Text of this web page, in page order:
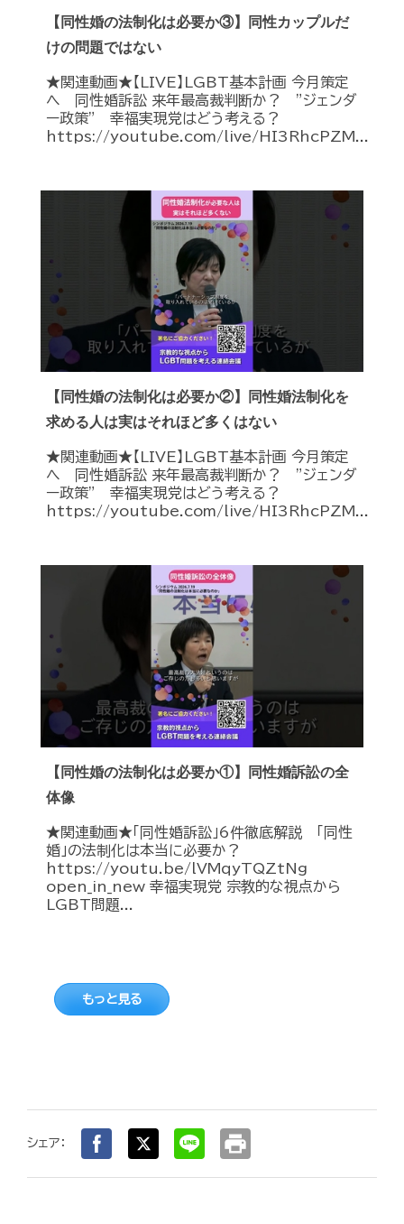
【同性婚の法制化は必要か③】同性カップルだ
けの問題ではない
★関連動画★【LIVE】LGBT基本計画 今月策定
へ 同性婚訴訟 来年最高裁判断か？ ”ジェンダ
ー政策” 幸福実現党はどう考える？
https://youtube.com/live/HI3RhcPZM...
【同性婚の法制化は必要か②】同性婚法制化を
求める人は実はそれほど多くはない
★関連動画★【LIVE】LGBT基本計画 今月策定
へ 同性婚訴訟 来年最高裁判断か？ ”ジェンダ
ー政策” 幸福実現党はどう考える？
https://youtube.com/live/HI3RhcPZM...
【同性婚の法制化は必要か①】同性婚訴訟の全
体像
★関連動画★「同性婚訴訟」6件徹底解説 「同性
婚」の法制化は本当に必要か？
https://youtu.be/lVMqyTQZtNg
open_in_new 幸福実現党 宗教的な視点から
LGBT問題...
もっと見る
シェア： print